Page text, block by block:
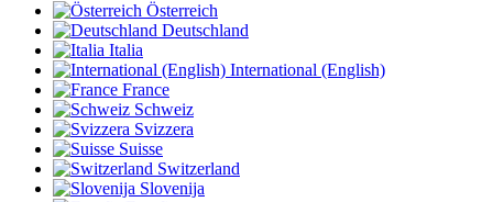
Österreich
Deutschland
Italia
International (English)
France
Schweiz
Svizzera
Suisse
Switzerland
Slovenija